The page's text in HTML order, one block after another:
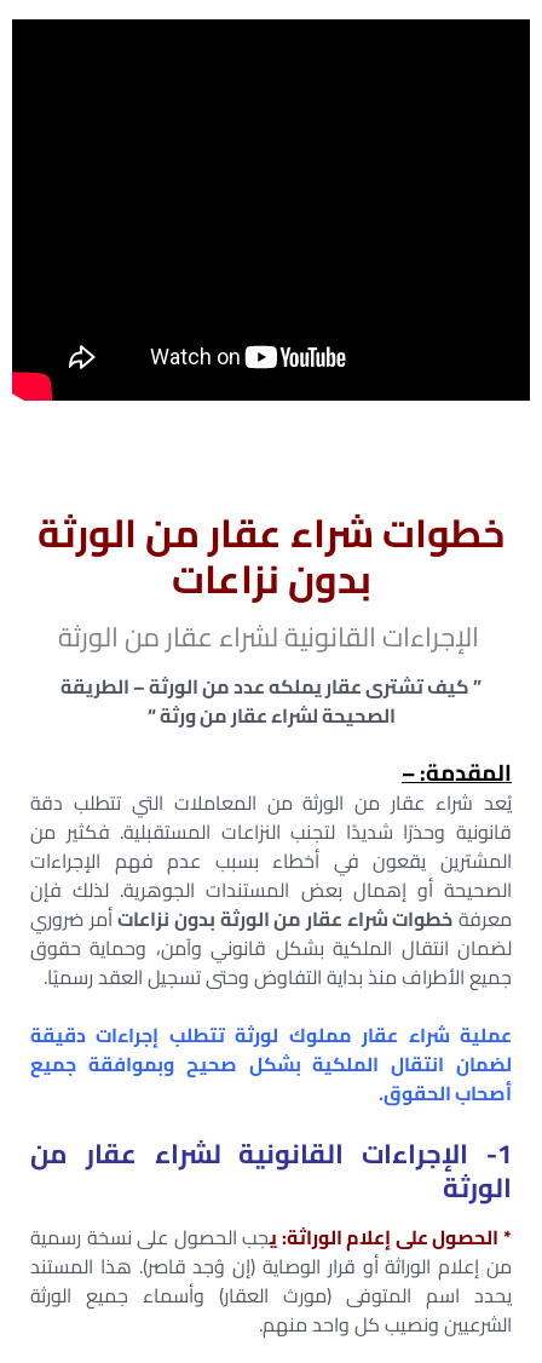
خطوات شراء عقار من الورثة
بدون نزاعات
الإجراءات القانونية لشراء عقار من الورثة
” كيف تشترى عقار يملكه عدد من الورثة – الطريقة
الصحيحة لشراء عقار من ورثة “
المقدمة: –
يُعد شراء عقار من الورثة من المعاملات التي تتطلب دقة
قانونية وحذرًا شديدًا لتجنب النزاعات المستقبلية. فكثير من
المشترين يقعون في أخطاء بسبب عدم فهم الإجراءات
الصحيحة أو إهمال بعض المستندات الجوهرية. لذلك فإن
معرفةخطوات شراء عقار من الورثة بدون نزاعاتأمر ضروري
لضمان انتقال الملكية بشكل قانوني وآمن، وحماية حقوق
جميع الأطراف منذ بداية التفاوض وحتى تسجيل العقد رسميًا.
عملية شراء عقار مملوك لورثة تتطلب إجراءات دقيقة
لضمان انتقال الملكية بشكل صحيح وبموافقة جميع
أصحاب الحقوق.
1- الإجراءات القانونية لشراء عقار من
الورثة
* الحصول على إعلام الوراثة: يجب الحصول على نسخة رسمية
من إعلام الوراثة أو قرار الوصاية (إن وُجد قاصر). هذا المستند
يحدد اسم المتوفى (مورث العقار) وأسماء جميع الورثة
الشرعيين ونصيب كل واحد منهم.